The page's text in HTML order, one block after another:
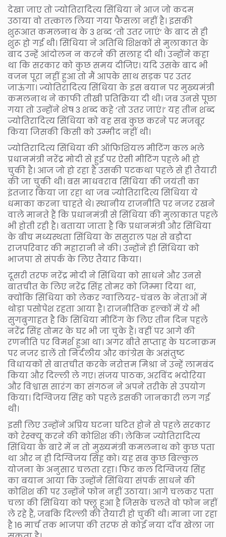
देखा जाए तो ज्योतिरादित्य सिंधिया ने आज जो कदम
उठाया वो तत्काल लिया गया फैसला नहीं है। इसकी
शुरूआत कमलनाथ के 3 शब्द ‘तो उतर जाएं’ के बाद से ही
शुरू हो गई थी। सिंधिया ने अतिथि शिक्षकों से मुलाकात के
बाद उन्हें आंदोलन न करने की सलाह दी थी। उन्होंने कहा
था कि सरकार को कुछ समय दीजिए। यदि उसके बाद भी
वजन पूरा नहीं हुआ तो मैं आपके साथ सड़क पर उतर
जाऊंगा। ज्योतिरादित्य सिंधिया के इस बयान पर मुख्यमंत्री
कमलनाथ ने काफी तीखी प्रतिक्रिया दी थी। जब उनसे पूछा
गया तो उन्होंने शेष 3 शब्द कहे ‘तो उतर जाएं।’ यह तीन शब्द
ज्योतिरादित्य सिंधिया को वह सब कुछ करने पर मजबूर
किया जिसकी किसी को उम्मीद नहीं थी।
ज्योतिरादित्य सिंधिया की ऑफिशियल मीटिंग कल भले
प्रधानमंत्री नरेंद्र मोदी से हुई पर ऐसी मीटिंग पहले भी हो
चुकी है। आज जो हो रहा है उसकी पटकथा पहले से ही तैयारी
की जा चुकी थी। बस माधवराव सिंधिया की जयंती का
इंतजार किया जा रहा था जब ज्योतिरादित्य सिंधिया ये
धमाका करना चाहते थे। स्थानीय राजनीति पर नजर रखने
वाले मानते हैं कि प्रधानमंत्री से सिंधिया की मुलाकात पहले
भी होती रही है। बताया जाता है कि प्रधानमंत्री और सिंधिया
के बीच मध्यस्थता सिंधिया के ससुराल पक्ष से बड़ौदा
राजपरिवार की महारानी ने की। उन्होंने ही सिंधिया को
भाजपा से संपर्क के लिए तैयार किया।
दूसरी तरफ नरेंद्र मोदी ने सिंधिया को साधने और उनसे
बातचीत के लिए नरेंद्र सिंह तोमर को जिम्मा दिया था,
क्योंकि सिंधिया को लेकर ग्वालियर-चंबल के नेताओं में
थोड़ा पसोपेश रहता आया है। राजनीतिक हल्कों में ये भी
सुगबुगाहत है कि सिंधिया मीटिंग के लिए तीन दिन पहले
नरेंद्र सिंह तोमर के घर भी जा चुके हैं। वहीं पर आगे की
रणनीति पर विमर्श हुआ था। अगर बीते सप्ताह के घटनाक्रम
पर नजर डालें तो निर्दलीय और कांग्रेस के असंतुष्ट
विधायकों से बातचीत करके नरोत्तम मिश्रा ने उन्हें लामबंद
किया और दिल्ली ले गए। संजय पाठक, अरविंद भदोरिया
और विश्वास सारंग का संगठन ने अपने तरीके से उपयोग
किया। दिग्विजय सिंह को पहले इसकी जानकारी लग गई
थी।
इसी लिए उन्होंने अप्रिय घटना घटित होने से पहले सरकार
को रेस्क्यू करने की कोशिश की। लेकिन ज्योतिरादित्य
सिंधिया के बारे में न तो मुख्यमंत्री कमलनाथ को कुछ पता
था और न ही दिग्विजय सिंह को। यह सब कुछ बिल्कुल
योजना के अनुसार चलता रहा। फिर कल दिग्विजय सिंह
का बयान आया कि उन्होंने सिंधिया संपर्क साधने की
कोशिश की पर उन्होंने फोन नहीं उठाया। आगे चलकर पता
चला की सिंधिया को फ्लू हुआ है जिसके चलते वो फोन नहीं
ले रहे हैं, जबकि दिल्ली की तैयारी हो चुकी थी। माना जा रहा
है 16 मार्च तक भाजपा की तरफ से कोई नया दाँव खेला जा